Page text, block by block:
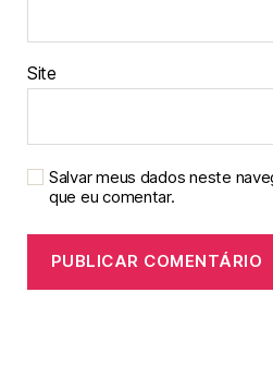
Site
Salvar meus dados neste
que eu comentar.